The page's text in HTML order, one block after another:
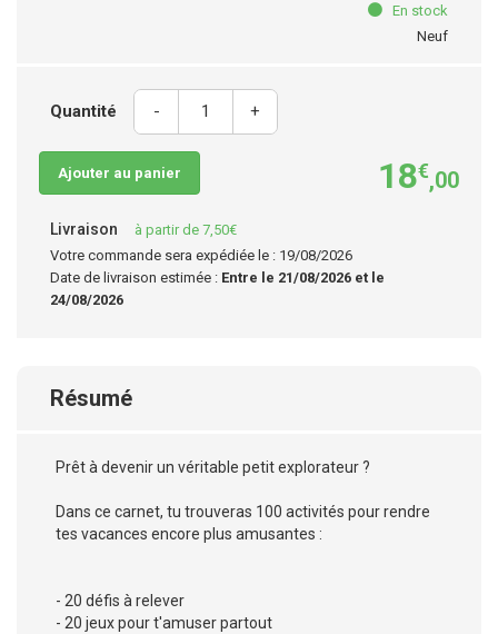
En stock
Neuf
Quantité - +
Ajouter au panier 18€,00
Livraison
à partir de 7,50€
Votre commande sera expédiée le : 19/08/2026
Date de livraison estimée : Entre le 21/08/2026 et le
24/08/2026
Résumé
Prêt à devenir un véritable petit explorateur ?
Dans ce carnet, tu trouveras 100 activités pour rendre
tes vacances encore plus amusantes :
- 20 défis à relever
- 20 jeux pour t'amuser partout